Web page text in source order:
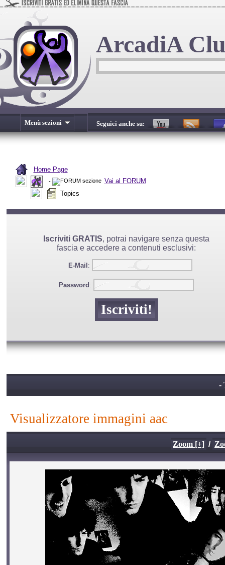
ArcadiA
Menù sezioni Seguici anche su:
Home Page
-
Vai al FORUM
Topics
Iscriviti GRATIS, potrai navigare senza questa
fascia e accedere a contenuti esclusivi:
E-Mail :
Password :
-
visualizzatore immagini aac
Zoom [+] /